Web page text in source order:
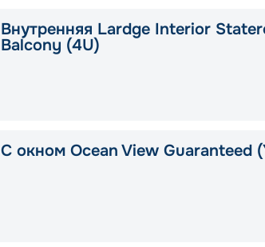
Внутренняя Lardge Interior
Balcony (4U)
С окном Ocean View Guaranteed